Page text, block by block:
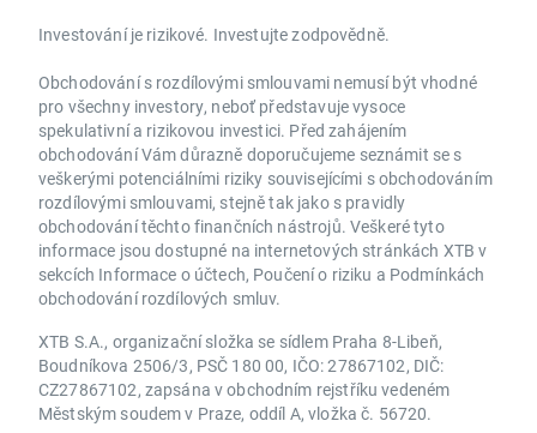
Investování je rizikové. Investujte zodpovědně.
Obchodování s rozdílovými smlouvami nemusí být vhodné
pro všechny investory, neboť představuje vysoce
spekulativní a rizikovou investici. Před zahájením
obchodování Vám důrazně doporučujeme seznámit se s
veškerými potenciálními riziky souvisejícími s obchodováním
rozdílovými smlouvami, stejně tak jako s pravidly
obchodování těchto finančních nástrojů. Veškeré tyto
informace jsou dostupné na internetových stránkách XTB v
sekcích Informace o účtech, Poučení o riziku a Podmínkách
obchodování rozdílových smluv.
XTB S.A., organizační složka se sídlem Praha 8-Libeň,
Boudníkova 2506/3, PSČ 180 00, IČO: 27867102, DIČ:
CZ27867102, zapsána v obchodním rejstříku vedeném
Městským soudem v Praze, oddíl A, vložka č. 56720.